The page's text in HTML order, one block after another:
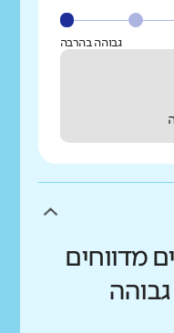
גבוהה בהרבה
מדווחים